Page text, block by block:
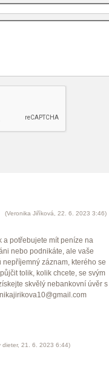
(Veronika Jiříková 22. 6. 2023 3:46)
a potřebujete mít peníze na
nebo podnikáte, ale vaše
záznam, kterého se
tolik, kolik chcete, se svým
skvělý nebankovní úvěr s
dieter, 21. 6. 2023 6:44)